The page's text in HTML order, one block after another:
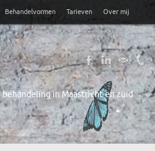
Behandelvormen Tarieven Over mij
in Maastricht en zuid